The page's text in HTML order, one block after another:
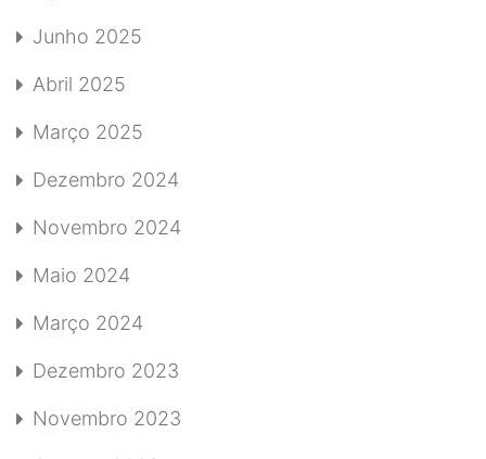
Junho 2025
Abril 2025
Março 2025
Dezembro 2024
Novembro 2024
Maio 2024
Março 2024
Dezembro 2023
Novembro 2023